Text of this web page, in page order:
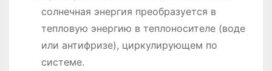
солнечная энергия преобразуется в
тепловую энергию в теплоносителе (воде
или антифризе), циркулирующем по
системе.